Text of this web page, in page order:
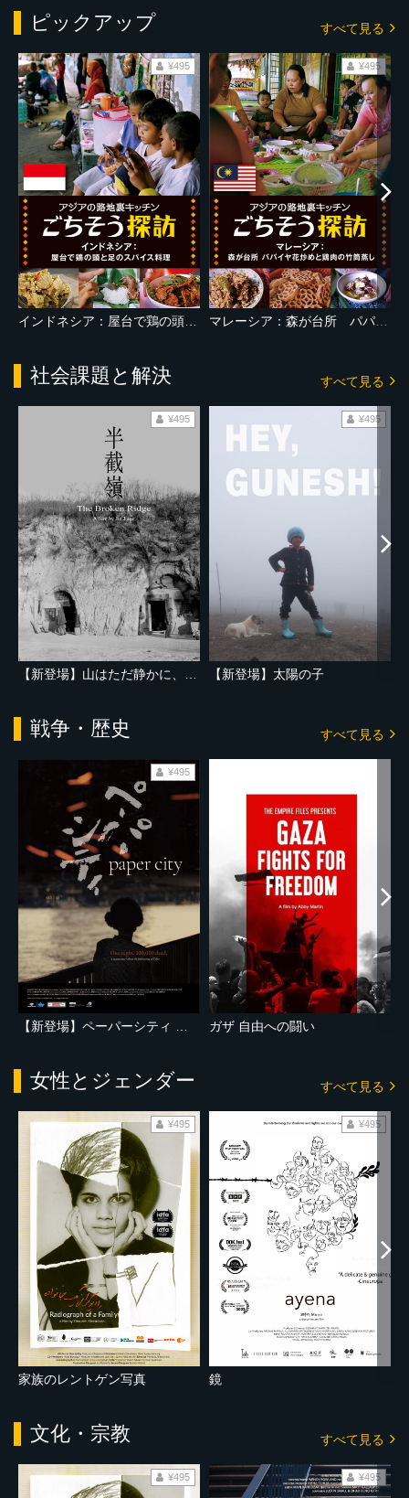
ピックアップ すべて見る
¥495 ¥495
社会課題と解決 すべて見る
¥495
【新登場】太陽の子
¥495
戦争・歴史 すべて見る
【新登場】ペーパーシティ 東京大空襲の記憶
¥495
ガザ 自由への闘い
女性とジェンダー すべて見る
家族のレントゲン写真
¥495
鏡
¥495
文化・宗教 すべて見る
¥495 ¥495